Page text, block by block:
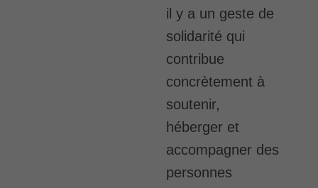
il y a un geste de
solidarité qui
contribue
concrètement à
soutenir,
héberger et
accompagner des
personnes